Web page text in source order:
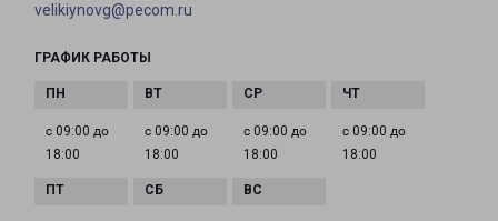
velikiynovg@pecom.ru
ГРАФИК РАБОТЫ
с 09:00 до
18:00
с 09:00 до
18:00
с 09:00 до
18:00
с 09:00 до
18:00